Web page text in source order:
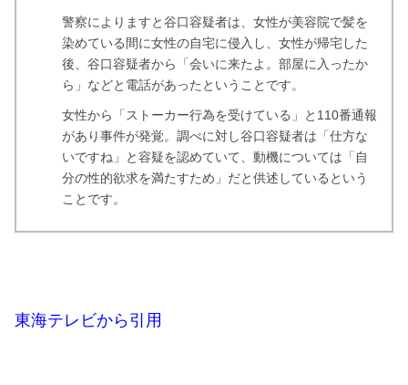
警察によりますと谷口容疑者は、女性が美容院で髪を
染めている間に女性の自宅に侵入し、女性が帰宅した
後、谷口容疑者から「会いに来たよ。部屋に入ったか
ら」などと電話があったということです。
女性から「ストーカー行為を受けている」と110番通報
があり事件が発覚。調べに対し谷口容疑者は「仕方な
いですね」と容疑を認めていて、動機については「自
分の性的欲求を満たすため」だと供述しているという
ことです。
東海テレビから引用